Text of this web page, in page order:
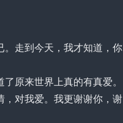
走到今天，我才知道，你
原来世界上真的有真爱。
对我爱。我更谢谢你，谢